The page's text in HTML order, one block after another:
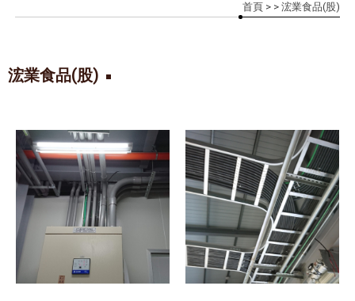
首頁 > > 浤業食品(股)
浤業食品(股)